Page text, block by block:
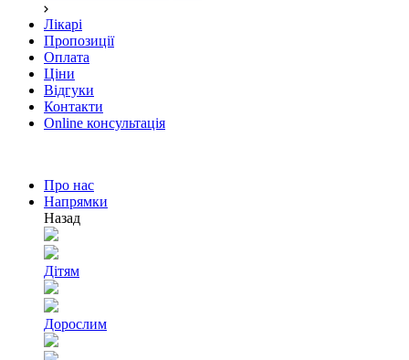
Лікарі
Пропозиції
Оплата
Ціни
Відгуки
Контакти
Online консультація
Про нас
Напрямки
Назад
Дітям
Дорослим